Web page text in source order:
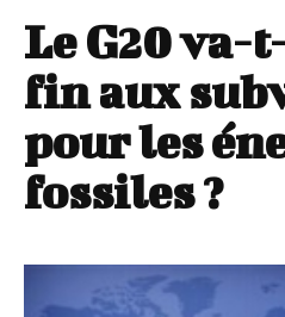
Le G20
fin aux
pour les
fossiles ?